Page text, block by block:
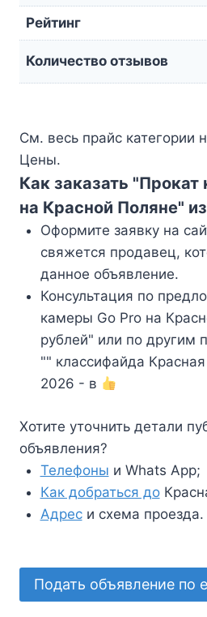
Рейтинг
Количество отзывов
См. весь прайс категории
Цены.
Как заказать "Прокат
на Красной Поляне"
Оформите заявку на
свяжется продавец,
данное объявление.
Консультация по
камеры Go Pro на
рублей" или по другим
"" классифайда
2026 - в
Хотите уточнить детали
объявления?
Телефоны и Whats App;
Как добраться до
Адреси схема проезда.
Подать объявление по